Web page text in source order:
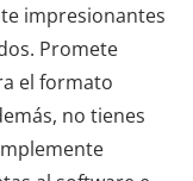
impresionantes
Promete
el formato
no tienes